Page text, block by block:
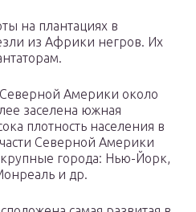
на плантациях в
из Африки негров. Их
Америки около
заселена южная
плотность населения в
Северной Америки
города: Нью-Йорк,
и др.